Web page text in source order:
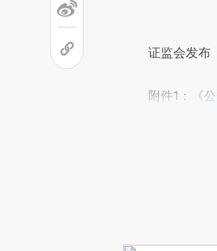
证监会发布《
附件1： 《